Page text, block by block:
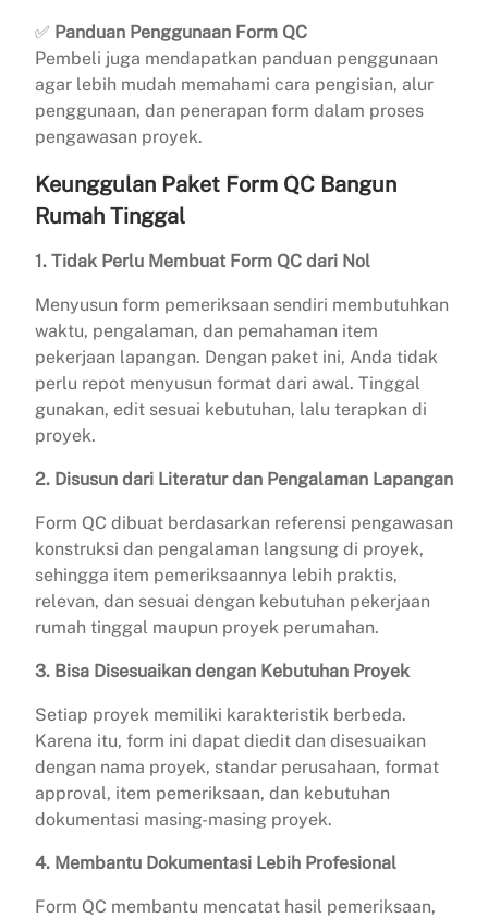
✅ Panduan Penggunaan Form QC
Pembeli juga mendapatkan panduan penggunaan
agar lebih mudah memahami cara pengisian, alur
penggunaan, dan penerapan form dalam proses
pengawasan proyek.
Keunggulan Paket Form QC Bangun
Rumah Tinggal
1. Tidak Perlu Membuat Form QC dari Nol
Menyusun form pemeriksaan sendiri membutuhkan
waktu, pengalaman, dan pemahaman item
pekerjaan lapangan. Dengan paket ini, Anda tidak
perlu repot menyusun format dari awal. Tinggal
gunakan, edit sesuai kebutuhan, lalu terapkan di
proyek.
2. Disusun dari Literatur dan Pengalaman Lapangan
Form QC dibuat berdasarkan referensi pengawasan
konstruksi dan pengalaman langsung di proyek,
sehingga item pemeriksaannya lebih praktis,
relevan, dan sesuai dengan kebutuhan pekerjaan
rumah tinggal maupun proyek perumahan.
3. Bisa Disesuaikan dengan Kebutuhan Proyek
Setiap proyek memiliki karakteristik berbeda.
Karena itu, form ini dapat diedit dan disesuaikan
dengan nama proyek, standar perusahaan, format
approval, item pemeriksaan, dan kebutuhan
dokumentasi masing-masing proyek.
4. Membantu Dokumentasi Lebih Profesional
Form QC membantu mencatat hasil pemeriksaan,